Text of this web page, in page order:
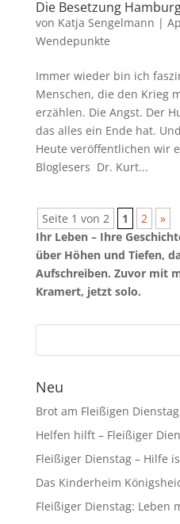
Die Besetzung
von Katja Sengelmann |
Wendepunkte
Immer wieder bin ich
Menschen, die den Krieg
erzählen. Die Angst. Der
das alles ein Ende hat.
Heute veröffentlichen wir
Bloglesers Dr. Kurt...
Seite 1 von 2 1 2
»
Ihr Leben – Ihre
über Höhen und Tiefen,
Aufschreiben. Zuvor mit
Kramert, jetzt solo.
Neu
Brot am Fleißigen Dienstag
Helfen hilft – Fleißiger
Fleißiger Dienstag – Hilfe
Das Kinderheim
Fleißiger Dienstag: Leben